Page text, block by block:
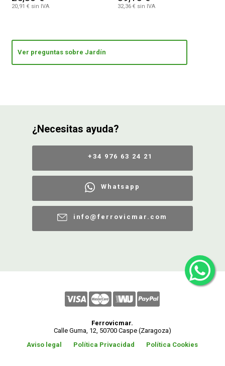
20,91 € sin IVA 32,36 € sin IVA
Ver preguntas sobre Jardín
¿Necesitas ayuda?
+34 976 63 24 21
Whatsapp
info@ferrovicmar.com
Ferrovicmar.
Calle Guma, 12, 50700 Caspe (Zaragoza)
Aviso legal
Política Privacidad Política Cookies